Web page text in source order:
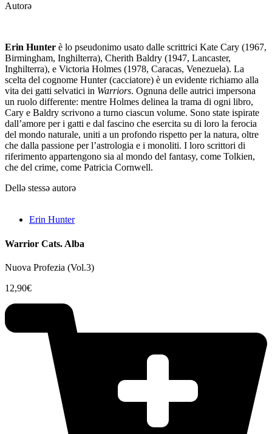
Autorə
Erin Hunter è lo pseudonimo usato dalle scrittrici Kate Cary (1967,
Birmingham, Inghilterra), Cherith Baldry (1947, Lancaster,
Inghilterra), e Victoria Holmes (1978, Caracas, Venezuela). La
scelta del cognome Hunter (cacciatore) è un evidente richiamo alla
vita dei gatti selvatici in Warriors. Ognuna delle autrici impersona
un ruolo differente: mentre Holmes delinea la trama di ogni libro,
Cary e Baldry scrivono a turno ciascun volume. Sono state ispirate
dall’amore per i gatti e dal fascino che esercita su di loro la ferocia
del mondo naturale, uniti a un profondo rispetto per la natura, oltre
che dalla passione per l’astrologia e i monoliti. I loro scrittori di
riferimento appartengono sia al mondo del fantasy, come Tolkien,
che del crime, come Patricia Cornwell.
Dellə stessə autorə
Erin Hunter
Warrior Cats. Alba
Nuova Profezia (Vol.3)
12,90€